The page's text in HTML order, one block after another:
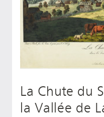
La Chute du
la Vallée de